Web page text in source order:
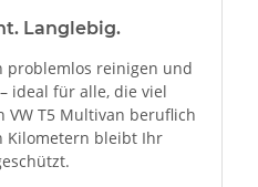
Langlebig.
problemlos reinigen und
ideal für alle, die viel
T5 Multivan beruflich
Kilometern bleibt Ihr